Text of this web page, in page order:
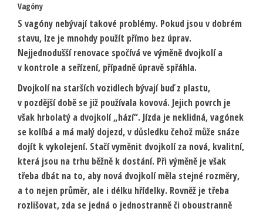
Vagóny
S vagóny nebývají takové problémy. Pokud jsou v dobrém
stavu, lze je mnohdy použít přímo bez úprav.
Nejjednodušší renovace spočívá ve výměně dvojkolí a
v kontrole a seřízení, případně úpravě spřáhla.
Dvojkolí na starších vozidlech bývají buď z plastu,
v pozdější době se již používala kovová. Jejich povrch je
však hrbolatý a dvojkolí „hází“. Jízda je neklidná, vagónek
se kolíbá a má malý dojezd, v důsledku čehož může snáze
dojít k vykolejení. Stačí vyměnit dvojkolí za nová, kvalitní,
která jsou na trhu běžně k dostání. Při výměně je však
třeba dbát na to, aby nová dvojkolí měla stejné rozměry,
a to nejen průměr, ale i délku hřídelky. Rovněž je třeba
rozlišovat, zda se jedná o jednostranně či oboustranně